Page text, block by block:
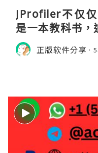
JProfiler不仅
是一本教科书，
M的内存模型、
理。通过直观的
正版软件分享